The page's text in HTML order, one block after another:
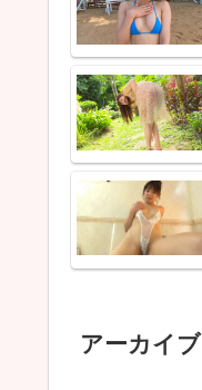
アーカイブ